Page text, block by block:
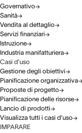
Governativo
Sanità
Vendita al dettaglio
Servizi finanziari
Istruzione
Industria manifatturiera
Casi d’uso
Gestione degli obiettivi
Pianificazione organizzativa
Proposte di progetto
Pianificazione delle risorse
Lancio di prodotti
Visualizza tutti i casi d’uso
IMPARARE